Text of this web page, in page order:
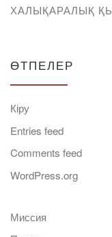
ХАЛЫҚАРАЛЫҚ
ӨТПЕЛЕР
Кіру
Entries feed
Comments feed
WordPress.org
Миссия